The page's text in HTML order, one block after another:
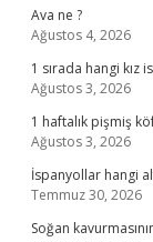
Ava ne ?
Ağustos 4, 2026
1 sırada hangi kız
Ağustos 3, 2026
1 haftalık pişmiş
Ağustos 3, 2026
İspanyollar hangi
Temmuz 30, 2026
Soğan